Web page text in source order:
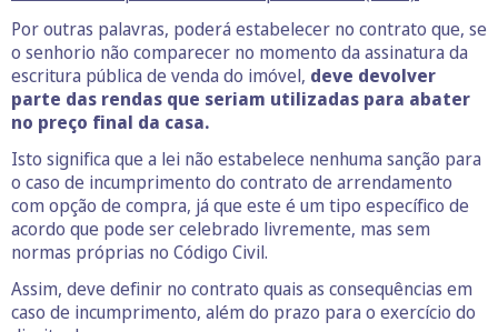
Por outras palavras, poderá estabelecer no contrato que, se
o senhorio não comparecer no momento da assinatura da
escritura pública de venda do imóvel, deve devolver
parte das rendas que seriam utilizadas para abater
no preço final da casa.
Isto significa que a lei não estabelece nenhuma sanção para
o caso de incumprimento do contrato de arrendamento
com opção de compra, já que este é um tipo específico de
acordo que pode ser celebrado livremente, mas sem
normas próprias no Código Civil.
Assim, deve definir no contrato quais as consequências em
caso de incumprimento, além do prazo para o exercício do